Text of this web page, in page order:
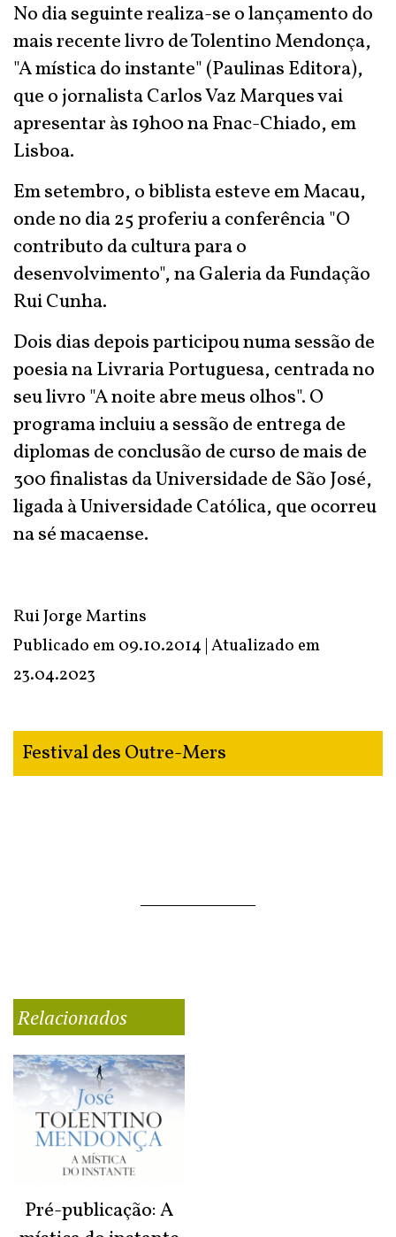
No dia seguinte realiza-se o lançamento do
mais recente livro de Tolentino Mendonça,
"A mística do instante" (Paulinas Editora),
que o jornalista Carlos Vaz Marques vai
apresentar às 19h00 na Fnac-Chiado, em
Lisboa.
Em setembro, o biblista esteve em Macau,
onde no dia 25 proferiu a conferência "O
contributo da cultura para o
desenvolvimento", na Galeria da Fundação
Rui Cunha.
Dois dias depois participou numa sessão de
poesia na Livraria Portuguesa, centrada no
seu livro "A noite abre meus olhos". O
programa incluiu a sessão de entrega de
diplomas de conclusão de curso de mais de
300 finalistas da Universidade de São José,
ligada à Universidade Católica, que ocorreu
na sé macaense.
Rui Jorge Martins
Publicado em 09.10.2014 | Atualizado em
23.04.2023
Festival des Outre-Mers
Relacionados
Pré-publicação: A